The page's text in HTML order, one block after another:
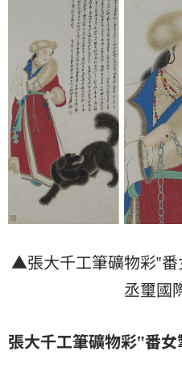
▲張大千工筆礦物彩‟
丞璽國
張大千工筆礦物彩‟番女